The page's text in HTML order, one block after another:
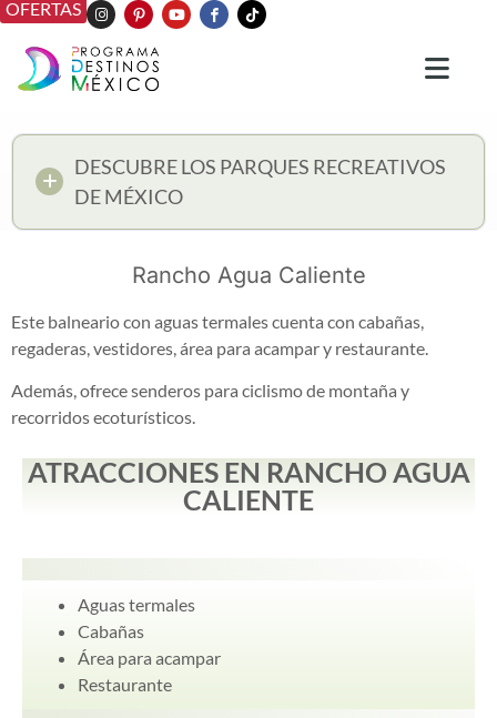
OFERTAS
DESCUBRE LOS PARQUES RECREATIVOS
DE MÉXICO
Rancho Agua Caliente
Este balneario con aguas termales cuenta con cabañas,
regaderas, vestidores, área para acampar y restaurante.
Además, ofrece senderos para ciclismo de montaña y
recorridos ecoturísticos.
ATRACCIONES EN RANCHO AGUA
CALIENTE
Aguas termales
Cabañas
Área para acampar
Restaurante